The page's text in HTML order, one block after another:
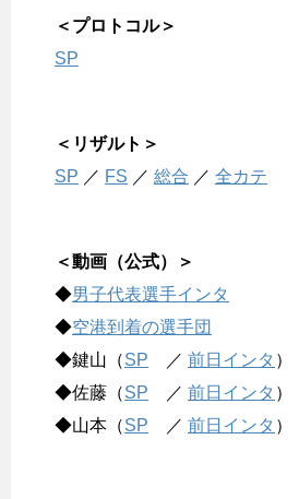
＜プロトコル＞
SP
＜リザルト＞
SP ／ FS ／ 総合 ／ 全カテ
＜動画（公式）＞
◆男子代表選手インタ
◆空港到着の選手団
◆鍵山（SP ／ 前日インタ ）
◆佐藤（SP ／ 前日インタ ）
◆山本（SP ／ 前日インタ ）